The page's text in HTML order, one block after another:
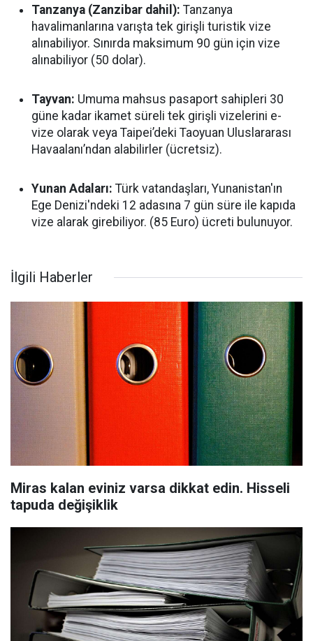
Tanzanya (Zanzibar dahil): Tanzanya
havalimanlarına varışta tek girişli turistik vize
alınabiliyor. Sınırda maksimum 90 gün için vize
alınabiliyor (50 dolar).
Tayvan: Umuma mahsus pasaport sahipleri 30
güne kadar ikamet süreli tek girişli vizelerini e-
vize olarak veya Taipei’deki Taoyuan Uluslararası
Havaalanı’ndan alabilirler (ücretsiz).
Yunan Adaları: Türk vatandaşları, Yunanistan'ın
Ege Denizi'ndeki 12 adasına 7 gün süre ile kapıda
vize alarak girebiliyor. (85 Euro) ücreti bulunuyor.
İlgili Haberler
Miras kalan eviniz varsa dikkat edin. Hisseli
tapuda değişiklik